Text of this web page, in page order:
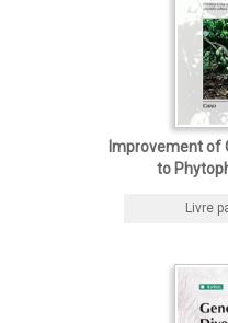
Improvement of
to
Livre